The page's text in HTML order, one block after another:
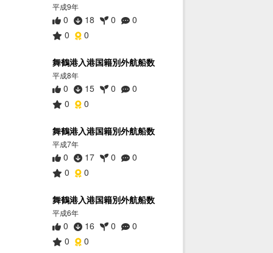
平成9年
0 18 0
0
0
0
舞鶴港入港国籍別外航船数
平成8年
0 15 0
0
0
0
舞鶴港入港国籍別外航船数
平成7年
0 17 0
0
0
0
舞鶴港入港国籍別外航船数
平成6年
0 16 0
0
0
0